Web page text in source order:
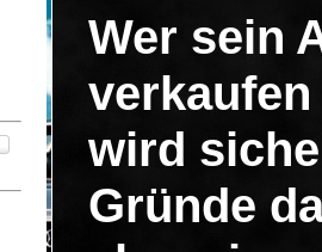
Wer sein
wird
Gründe